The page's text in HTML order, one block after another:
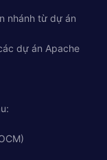
nhánh từ dự án
dự án Apache